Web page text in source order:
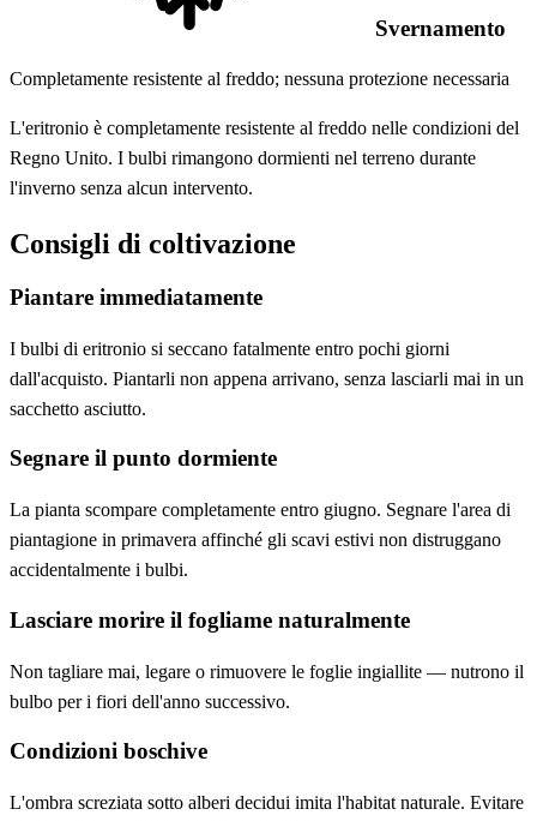
Svernamento
Completamente resistente al freddo; nessuna protezione necessaria
L'eritronio è completamente resistente al freddo nelle condizioni del
Regno Unito. I bulbi rimangono dormienti nel terreno durante
l'inverno senza alcun intervento.
Consigli di coltivazione
Piantare immediatamente
I bulbi di eritronio si seccano fatalmente entro pochi giorni
dall'acquisto. Piantarli non appena arrivano, senza lasciarli mai in un
sacchetto asciutto.
Segnare il punto dormiente
La pianta scompare completamente entro giugno. Segnare l'area di
piantagione in primavera affinché gli scavi estivi non distruggano
accidentalmente i bulbi.
Lasciare morire il fogliame naturalmente
Non tagliare mai, legare o rimuovere le foglie ingiallite — nutrono il
bulbo per i fiori dell'anno successivo.
Condizioni boschive
L'ombra screziata sotto alberi decidui imita l'habitat naturale. Evitare